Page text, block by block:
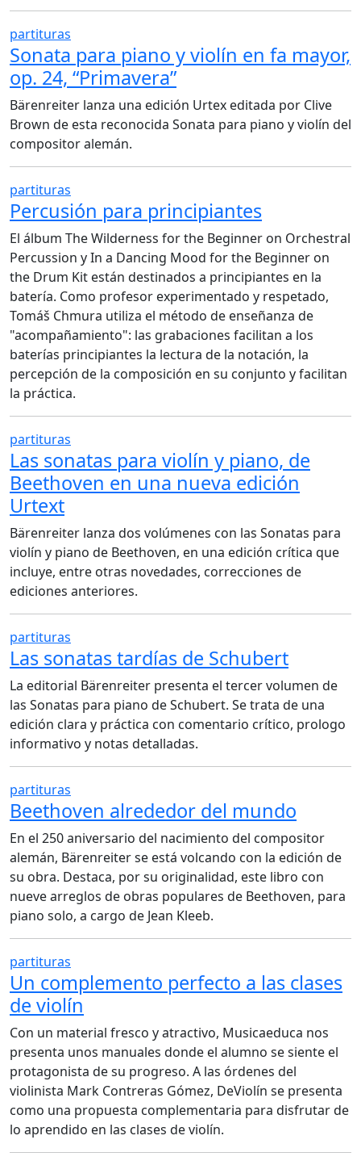
partituras
Sonata para piano y violín en fa mayor,
op. 24, “Primavera”
Bärenreiter lanza una edición Urtex editada por Clive
Brown de esta reconocida Sonata para piano y violín del
compositor alemán.
partituras
Percusión para principiantes
El álbum The Wilderness for the Beginner on Orchestral
Percussion y In a Dancing Mood for the Beginner on
the Drum Kit están destinados a principiantes en la
batería. Como profesor experimentado y respetado,
Tomáš Chmura utiliza el método de enseñanza de
"acompañamiento": las grabaciones facilitan a los
baterías principiantes la lectura de la notación, la
percepción de la composición en su conjunto y facilitan
la práctica.
partituras
Las sonatas para violín y piano, de
Beethoven en una nueva edición
Urtext
Bärenreiter lanza dos volúmenes con las Sonatas para
violín y piano de Beethoven, en una edición crítica que
incluye, entre otras novedades, correcciones de
ediciones anteriores.
partituras
Las sonatas tardías de Schubert
La editorial Bärenreiter presenta el tercer volumen de
las Sonatas para piano de Schubert. Se trata de una
edición clara y práctica con comentario crítico, prologo
informativo y notas detalladas.
partituras
Beethoven alrededor del mundo
En el 250 aniversario del nacimiento del compositor
alemán, Bärenreiter se está volcando con la edición de
su obra. Destaca, por su originalidad, este libro con
nueve arreglos de obras populares de Beethoven, para
piano solo, a cargo de Jean Kleeb.
partituras
Un complemento perfecto a las clases
de violín
Con un material fresco y atractivo, Musicaeduca nos
presenta unos manuales donde el alumno se siente el
protagonista de su progreso. A las órdenes del
violinista Mark Contreras Gómez, DeViolín se presenta
como una propuesta complementaria para disfrutar de
lo aprendido en las clases de violín.